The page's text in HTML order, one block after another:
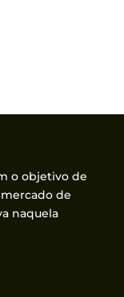
o objetivo de
de
naquela